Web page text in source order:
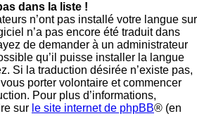
dans la liste !
n’ont pas installé votre langue sur
n’a pas encore été traduit dans
de demander à un administrateur
qu’il puisse installer la langue
Si la traduction désirée n’existe pas,
porter volontaire et commencer
Pour plus d’informations,
sur le site internet de phpBB® (en